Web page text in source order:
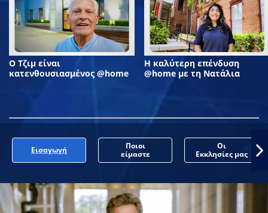
Ο Τζιμ είναι
κατενθουσιασμένος @home
Η καλύτερη επένδυση
@home με τη Νατάλια
Εισαγωγή
Ποιοι
είμαστε
Οι
Εκκλησίες μας